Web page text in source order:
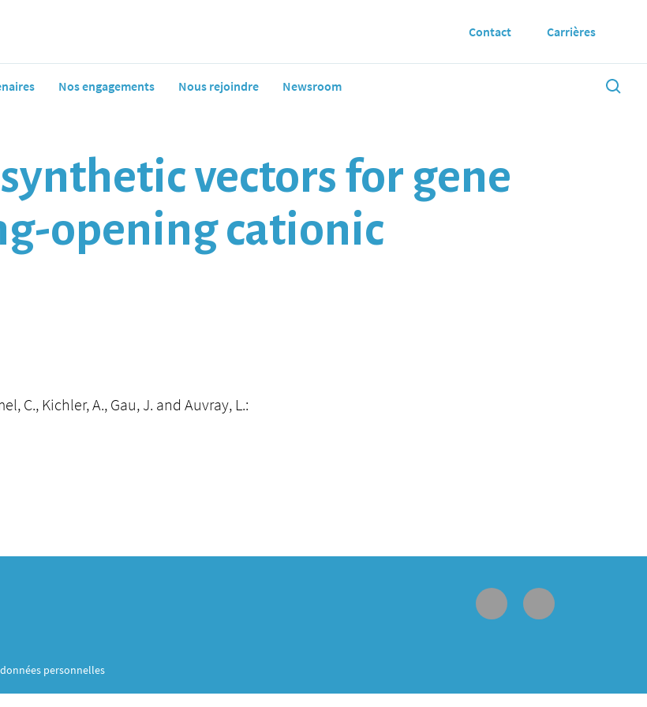
Nos engagements Nous rejoindre Newsroom
Contact Carrières
vectors for gene
opening cationic
C., Kichler, A., Gau, J. and Auvray, L.:
personnelles